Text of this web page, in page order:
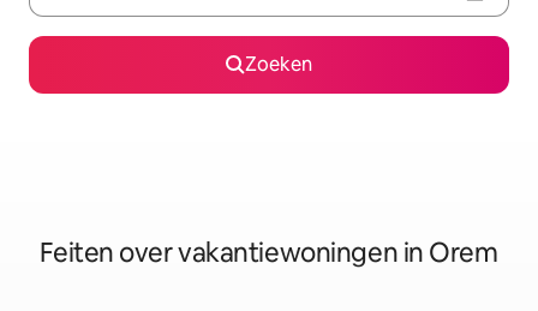
Zoeken
Feiten over vakantiewoningen in Orem